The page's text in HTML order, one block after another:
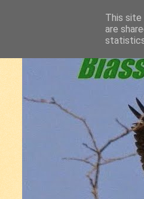
This site
are